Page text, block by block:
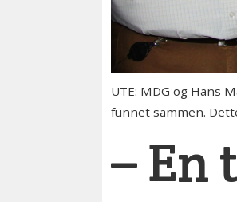
UTE: MDG og Hans
funnet sammen.
– En